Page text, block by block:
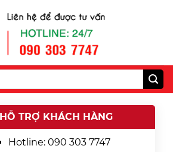
HỖ TRỢ KHÁCH HÀNG
Hotline: 090 303 7747